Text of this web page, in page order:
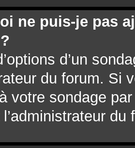
ne puis-je pas
d’un
du forum. Si
votre sondage
du